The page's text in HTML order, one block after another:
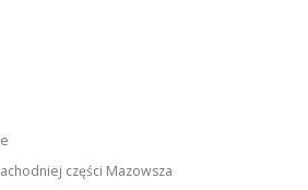
części Mazowsza